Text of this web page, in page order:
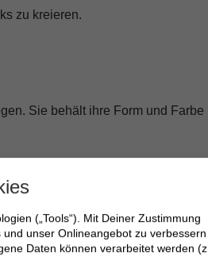
zu kreieren.
Sie behält ihre Form und Farbe
(„Tools“). Mit Deiner Zustimmung
unser Onlineangebot zu verbessern
Daten können verarbeitet werden (z.